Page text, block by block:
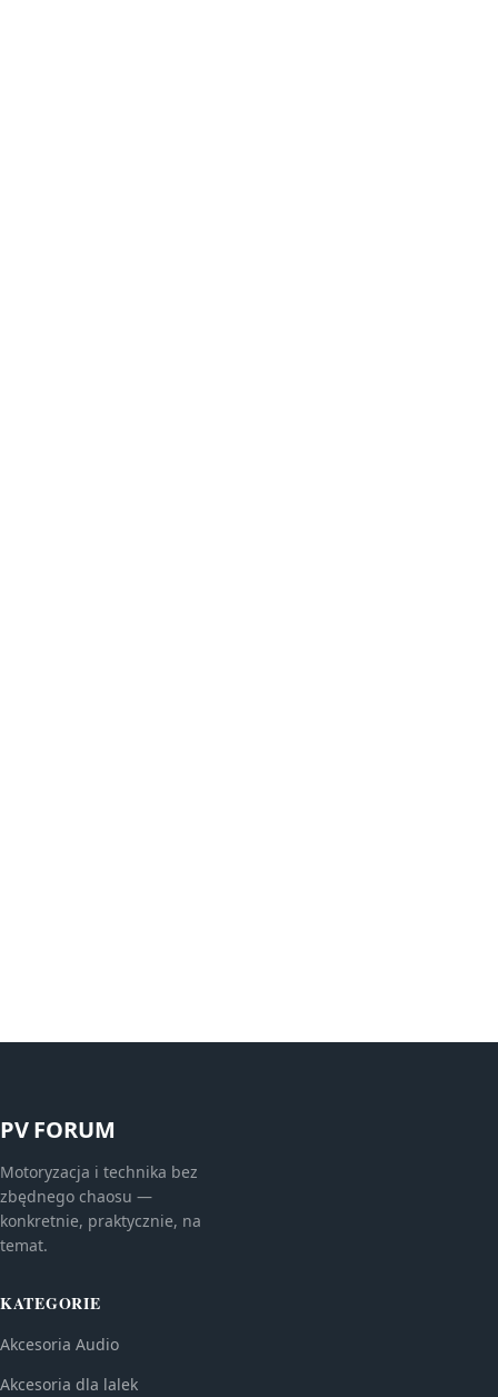
PV FORUM
Motoryzacja i technika bez
zbędnego chaosu —
konkretnie, praktycznie, na
temat.
KATEGORIE
Akcesoria Audio
Akcesoria dla lalek